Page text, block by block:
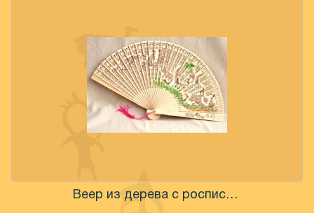
Веер из дерева с росписью